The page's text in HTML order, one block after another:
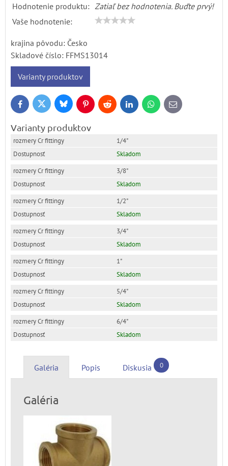
Hodnotenie produktu: Zatiaľ bez hodnotenia. Buďte prvý!
Vaše hodnotenie:
krajina pôvodu: Česko
Skladové číslo: FFMS13014
Varianty produktov
FacebookTwitter BlueskyPinterestReddit LinkedInWhatsApp
E-
mail
Varianty produktov
1/4"
Skladom
3/8"
Skladom
1/2"
Skladom
3/4"
Skladom
1"
Skladom
5/4"
Skladom
6/4"
Skladom
Galéria Popis Diskusia 0
Galéria